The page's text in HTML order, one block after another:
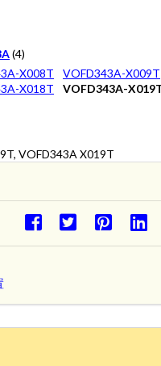
(4)
X008T
VOFD343A-X009T
X018T
VOFD343A-
VOFD343A X019T